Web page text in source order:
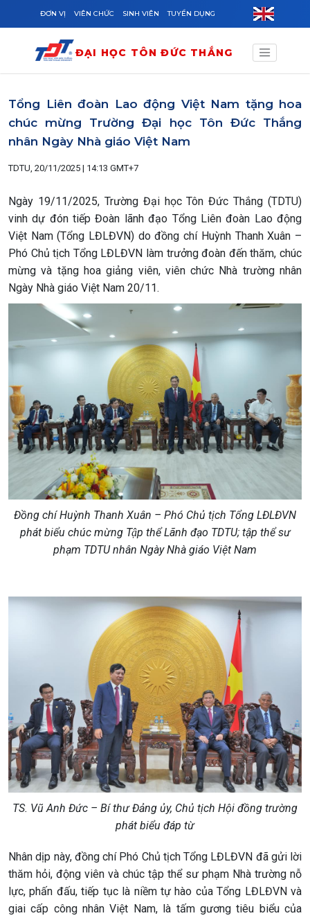
Skip to main content
ĐƠN VỊ VIÊN CHỨC SINH VIÊN TUYỂN DỤNG
ĐẠI HỌC TÔN ĐỨC THẮNG
Tổng Liên đoàn Lao động Việt Nam tặng hoa
chúc mừng Trường Đại học Tôn Đức Thắng
nhân Ngày Nhà giáo Việt Nam
TDTU, 20/11/2025 | 14:13 GMT+7
Ngày 19/11/2025, Trường Đại học Tôn Đức Thắng (TDTU)
vinh dự đón tiếp Đoàn lãnh đạo Tổng Liên đoàn Lao động
Việt Nam (Tổng LĐLĐVN) do đồng chí Huỳnh Thanh Xuân –
Phó Chủ tịch Tổng LĐLĐVN làm trưởng đoàn đến thăm, chúc
mừng và tặng hoa giảng viên, viên chức Nhà trường nhân
Ngày Nhà giáo Việt Nam 20/11.
Đồng chí Huỳnh Thanh Xuân – Phó Chủ tịch Tổng LĐLĐVN
phát biểu chúc mừng Tập thể Lãnh đạo TDTU; tập thể sư
phạm TDTU nhân Ngày Nhà giáo Việt Nam
TS. Vũ Anh Đức – Bí thư Đảng ủy, Chủ tịch Hội đồng trường
phát biểu đáp từ
Nhân dịp này, đồng chí Phó Chủ tịch Tổng LĐLĐVN đã gửi lời
thăm hỏi, động viên và chúc tập thể sư phạm Nhà trường nỗ
lực, phấn đấu, tiếp tục là niềm tự hào của Tổng LĐLĐVN và
giai cấp công nhân Việt Nam, là tấm gương tiêu biểu của